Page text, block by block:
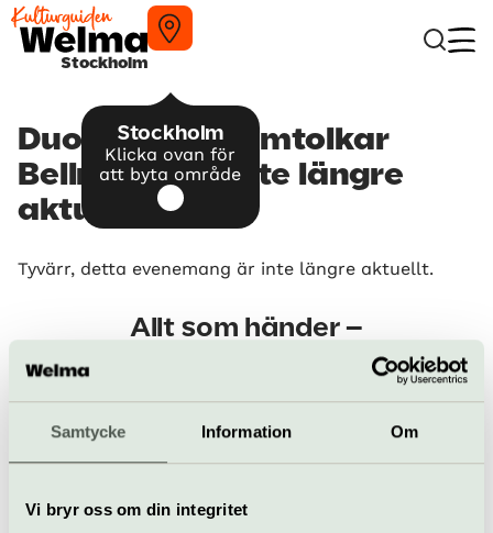
Samtycke Information Om
Vi bryr oss om din integritet
Stockholm
Stockholm
Klicka ovan för
att byta område
Duo Visklang omtolkar
Bellman – är inte längre
aktuellt
Tyvärr, detta evenemang är inte längre aktuellt.
Allt som händer –
Guidad visning: